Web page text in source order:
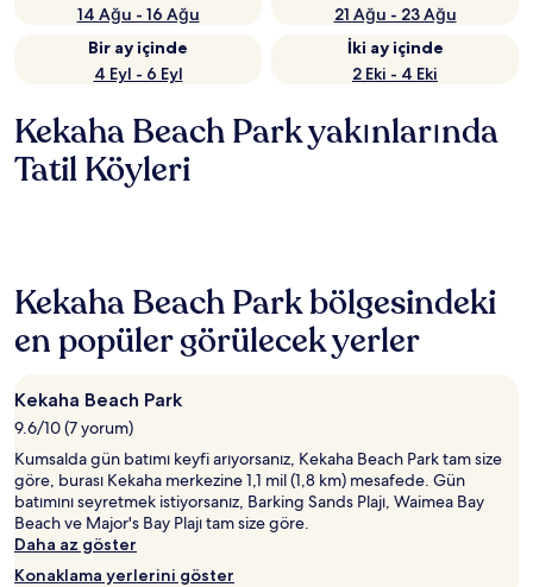
14 Ağu - 16 Ağu
21 Ağu - 23 Ağu
Bir ay içinde
4 Eyl - 6 Eyl
İki ay içinde
2 Eki - 4 Eki
Kekaha Beach Park yakınlarında
Tatil Köyleri
Kekaha Beach Park bölgesindeki
en popüler görülecek yerler
Kekaha Beach Park
9.6/10 (7 yorum)
Kumsalda gün batımı keyfi arıyorsanız, Kekaha Beach Park tam size
göre, burası Kekaha merkezine 1,1 mil (1,8 km) mesafede. Gün
batımını seyretmek istiyorsanız, Barking Sands Plajı, Waimea Bay
Beach ve Major's Bay Plajı tam size göre.
Daha az göster
Konaklama yerlerini göster